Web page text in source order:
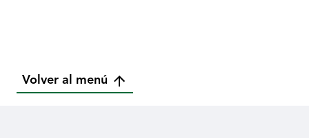
Volver al menú